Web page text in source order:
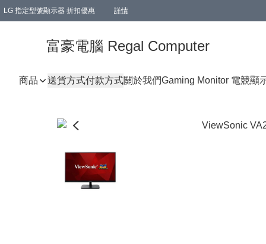
LG 指定型號顯示器 折扣優惠 詳情
富豪電腦 Regal Computer
商品 送貨方式付款方式關於我們Gaming Monitor 電競顯